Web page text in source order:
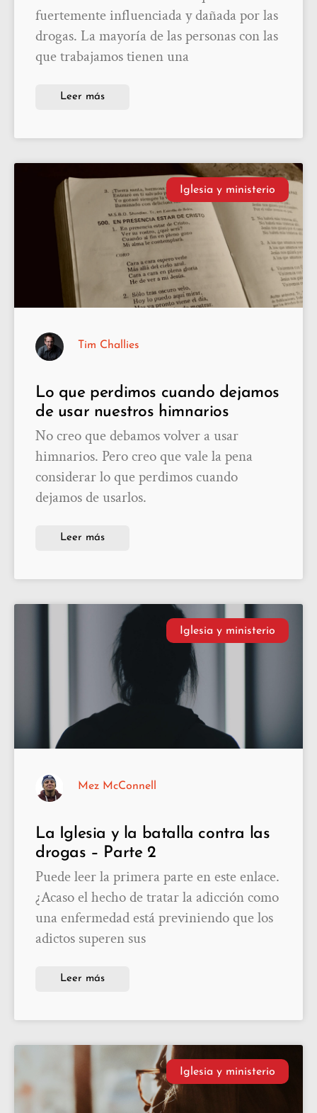
fuertemente influenciada y dañada por las
drogas. La mayoría de las personas con las
que trabajamos tienen una
Leer más
Iglesia y ministerio
Lo que perdimos cuando dejamos
de usar nuestros himnarios
No creo que debamos volver a usar
himnarios. Pero creo que vale la pena
considerar lo que perdimos cuando
dejamos de usarlos.
Leer más
Tim Challies
Iglesia y ministerio
La Iglesia y la batalla contra las
drogas – Parte 2
Puede leer la primera parte en este enlace.
¿Acaso el hecho de tratar la adicción como
una enfermedad está previniendo que los
adictos superen sus
Leer más
Mez McConnell
Iglesia y ministerio